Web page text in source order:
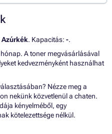
Azúrkék. Kapacitás: -.
A toner megvásárlásával
kedvezményként használhat
Nézze meg a
nekünk közvetlenül a chaten.
kényelméből, egy
kötelezettsége nélkül.